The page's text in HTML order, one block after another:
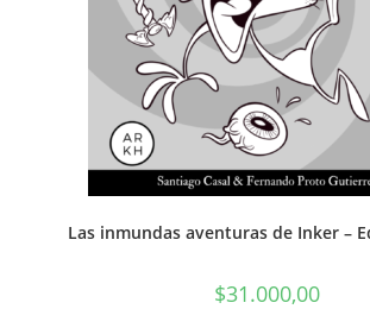
Las inmundas aventuras de Inker –
$31.000,00